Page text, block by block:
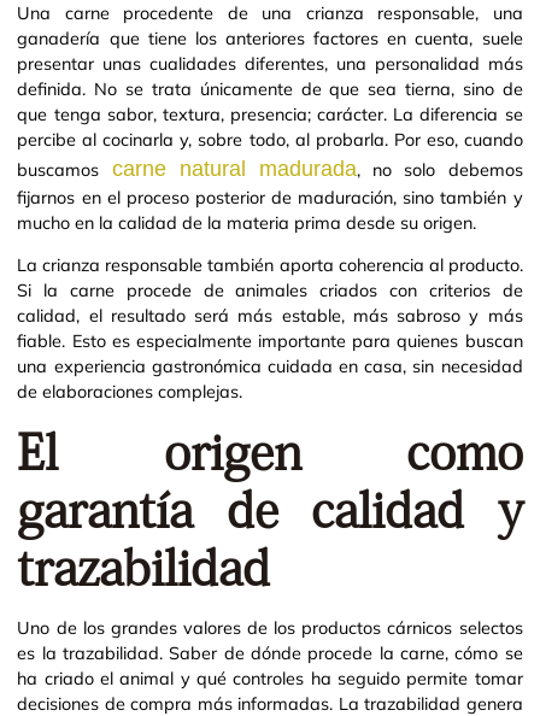
Una carne procedente de una crianza responsable, una
ganadería que tiene los anteriores factores en cuenta, suele
presentar unas cualidades diferentes, una personalidad más
definida. No se trata únicamente de que sea tierna, sino de
que tenga sabor, textura, presencia; carácter. La diferencia se
percibe al cocinarla y, sobre todo, al probarla. Por eso, cuando
buscamos carne natural madurada, no solo debemos
fijarnos en el proceso posterior de maduración, sino también y
mucho en la calidad de la materia prima desde su origen.
La crianza responsable también aporta coherencia al producto.
Si la carne procede de animales criados con criterios de
calidad, el resultado será más estable, más sabroso y más
fiable. Esto es especialmente importante para quienes buscan
una experiencia gastronómica cuidada en casa, sin necesidad
de elaboraciones complejas.
El origen como
garantía de calidad y
trazabilidad
Uno de los grandes valores de los productos cárnicos selectos
es la trazabilidad. Saber de dónde procede la carne, cómo se
ha criado el animal y qué controles ha seguido permite tomar
decisiones de compra más informadas. La trazabilidad genera